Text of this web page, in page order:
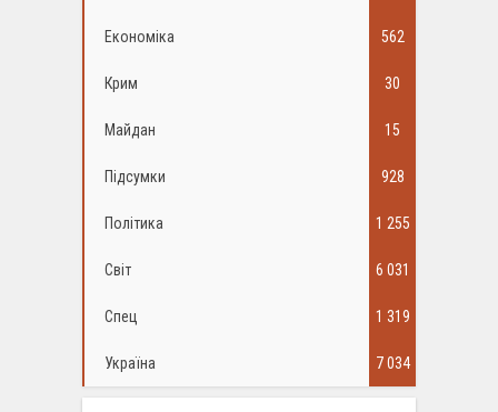
Економіка 562
Крим 30
Майдан 15
Підсумки 928
Політика 1 255
Світ 6 031
Спец 1 319
Україна 7 034